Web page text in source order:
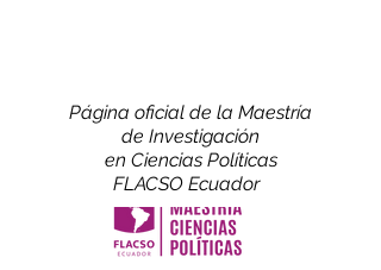
Página oficial de la Maestría
de Investigación
en Ciencias Políticas
FLACSO Ecuador